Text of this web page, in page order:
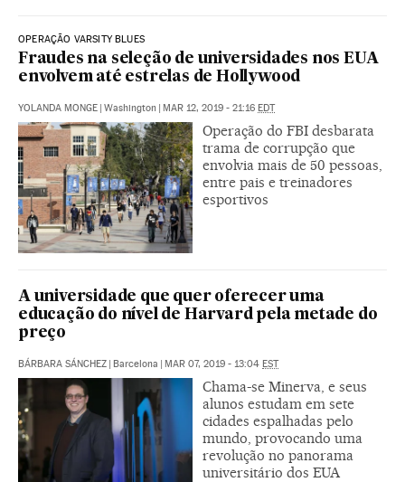
OPERAÇÃO VARSITY BLUES
Fraudes na seleção de universidades nos EUA
envolvem até estrelas de Hollywood
YOLANDA MONGE | Washington | MAR 12, 2019 - 21:16 EDT
Operação do FBI desbarata
trama de corrupção que
envolvia mais de 50 pessoas,
entre pais e treinadores
esportivos
A universidade que quer oferecer uma
educação do nível de Harvard pela metade do
preço
BÁRBARA SÁNCHEZ | Barcelona | MAR 07, 2019 - 13:04 EST
Chama-se Minerva, e seus
alunos estudam em sete
cidades espalhadas pelo
mundo, provocando uma
revolução no panorama
universitário dos EUA